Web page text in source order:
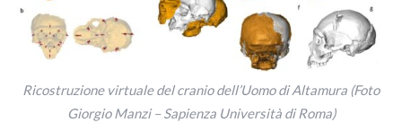
Ricostruzione virtuale del cranio dell’Uomo di Altamura (Foto
Giorgio Manzi – Sapienza Università di Roma)